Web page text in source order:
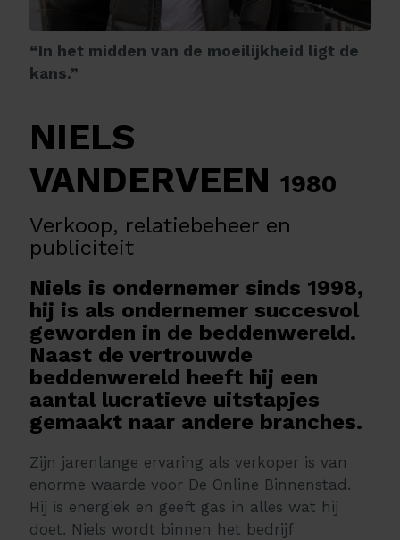
“In het midden van de moeilijkheid ligt de
kans.”
NIELS
VANDERVEEN 1980
Verkoop, relatiebeheer en
publiciteit
Niels is ondernemer sinds 1998,
hij is als ondernemer succesvol
geworden in de beddenwereld.
Naast de vertrouwde
beddenwereld heeft hij een
aantal lucratieve uitstapjes
gemaakt naar andere branches.
Zijn jarenlange ervaring als verkoper is van
enorme waarde voor De Online Binnenstad.
Hij is energiek en geeft gas in alles wat hij
doet. Niels wordt binnen het bedrijf